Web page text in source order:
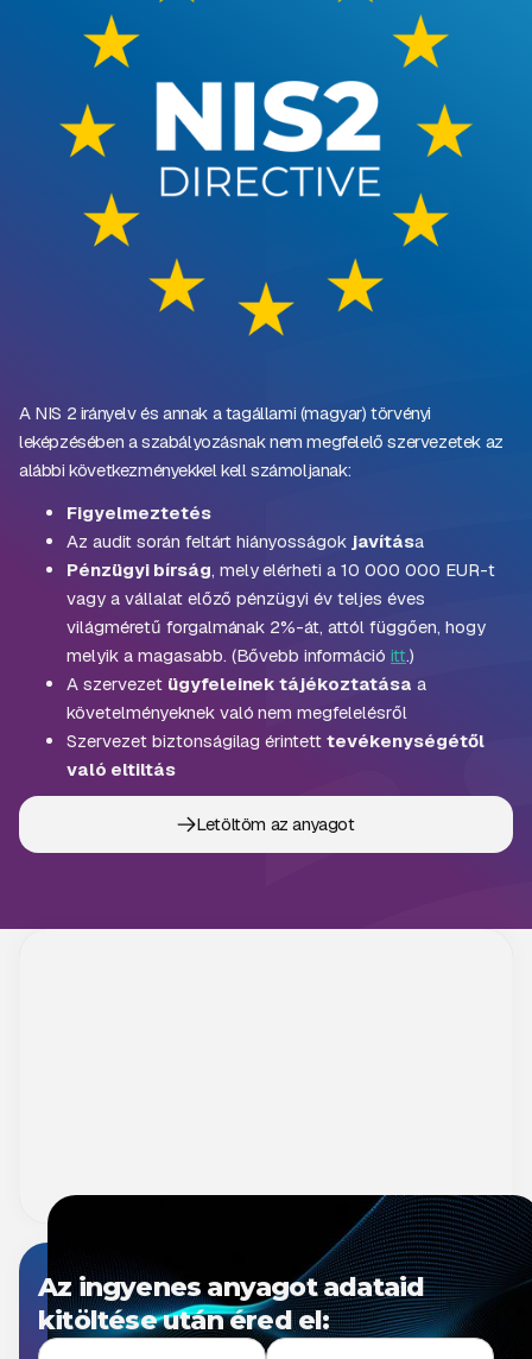
A NIS 2 irányelv és annak a tagállami (magyar) törvényi
leképzésében a szabályozásnak nem megfelelő szervezetek az
alábbi következményekkel kell számoljanak:
Figyelmeztetés
Az audit során feltárt hiányosságok javítása
Pénzügyi bírság, mely elérheti a 10 000 000 EUR-t
vagy a vállalat előző pénzügyi év teljes éves
világméretű forgalmának 2%-át, attól függően, hogy
melyik a magasabb. (Bővebb információitt.)
A szervezet ügyfeleinek tájékoztatása a
követelményeknek való nem megfelelésről
Szervezet biztonságilag érintetttevékenységétől
való eltiltás
Letöltöm az anyagot
Az ingyenes anyagot adataid
kitöltése után éred el: